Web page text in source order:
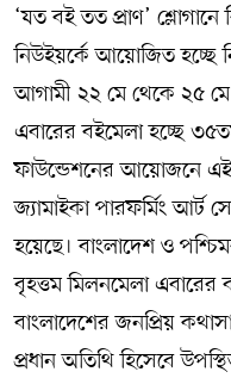
‘যত বই তত প্রাণ’
নিউইয়র্কে আয়োজিত হচ্ছে
আগামী ২২ মে থেকে ২৫ মে
এবারের বইমেলা হচ্ছে
ফাউন্ডেশনের আয়োজনে এই
জ্যামাইকা পারফর্মিং আর্ট
হয়েছে। বাংলাদেশ ও
বৃহত্তম মিলনমেলা
বাংলাদেশের জনপ্রিয়
প্রধান অতিথি হিসেবে